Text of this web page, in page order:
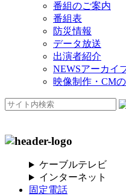
番組のご案内
番組表
防災情報
データ放送
出演者紹介
NEWSアーカイ
映像制作・CM
ケーブルテレビ
インターネット
固定電話